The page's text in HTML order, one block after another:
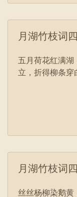
月湖竹枝词
五月荷花红满湖
立，折得柳条穿
月湖竹枝词
丝丝杨柳染鹅